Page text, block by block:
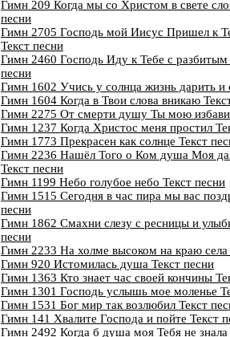
Гимн 209 Когда мы со Христом в свете
песни
Гимн 2705 Господь мой Иисус Пришел к
Текст песни
Гимн 2460 Господь Иду к Тебе с разбитым
песни
Гимн 1602 Учись у солнца жизнь дарить и
Гимн 1604 Когда в Твои слова вникаю
Гимн 2275 От смерти душу Ты мою
Гимн 1237 Когда Христос меня простил
Гимн 1773 Прекрасен как солнце Текст
Гимн 2236 Нашёл Того о Ком душа Моя
Текст песни
Гимн 1199 Небо голубое небо Текст песни
Гимн 1515 Сегодня в час пира мы вас
песни
Гимн 1862 Смахни слезу с ресницы и
песни
Гимн 2233 На холме высоком на краю села
Гимн 920 Истомилась душа Текст песни
Гимн 1363 Кто знает час своей кончины
Гимн 1301 Господь услышь мое моленье
Гимн 1531 Бог мир так возлюбил Текст
Гимн 141 Хвалите Господа и пойте Текст
Гимн 2492 Когда б душа моя Тебя не знала